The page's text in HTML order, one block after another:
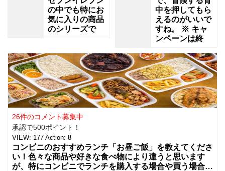
の中でも特にお
気に入りの商品
のシリーズで
中を押してもら
えるのがいいで
すね。 ※ キャ
ンペーンは終
26件のコメント募集中
承認で500ポイント！
VIEW: 177 Action: 8
コンビニのおすすめランチ「お昼ご飯」を教えてくださ
い！色々な商品や好きな食べ物により違うと思います
が、特にコンビニでランチを購入する場合や買う場合に